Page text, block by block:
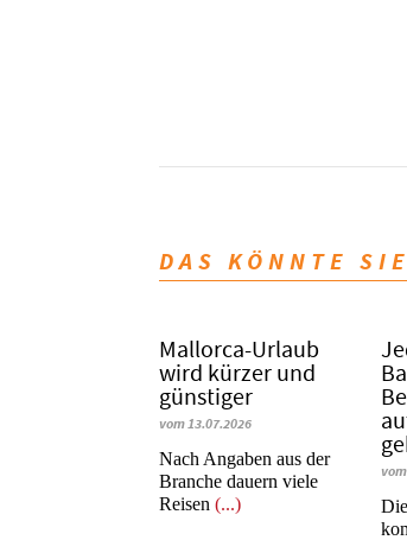
DAS KÖNNTE
Mallorca-Urlaub
wird kürzer und
günstiger
vom 13.07.2026
Nach Angaben aus der
Branche dauern viele
Reisen (...)